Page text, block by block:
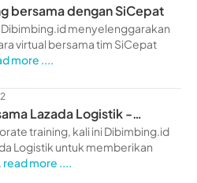
bersama dengan SiCepat
Dibimbing.id menyelenggarakan
virtual bersama tim SiCepat
more ....
Lazada Logistik -
training, kali ini Dibimbing.id
Logistik untuk memberikan
read more ....